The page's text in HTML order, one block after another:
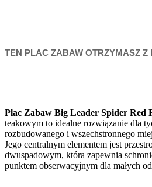
TEN PLAC ZABAW OTRZYMASZ Z
Plac Zabaw Big Leader Spider Red
teakowym to idealne rozwiązanie dla
rozbudowanego i wszechstronnego
Jego centralnym elementem jest
dwuspadowym, która zapewnia
punktem obserwacyjnym dla małych